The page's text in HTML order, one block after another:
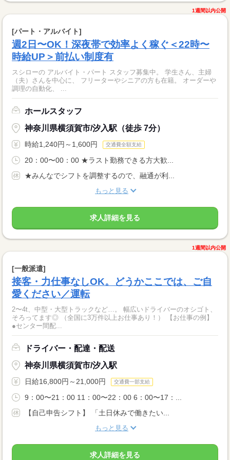
1週間以内公開
[パート・アルバイト]
週2日〜OK！深夜帯で効率よく稼ぐ＜22時〜
時給UP＞前払い制度有
スシローの アルバイト・パート スタッフ募集中。 学生さん、主婦
（夫）さんを中心に、 フリーターやシニアの方も在籍。 オーダーや
調理の自動化、 ...
ホールスタッフ
神奈川県横須賀市/汐入駅（徒歩 7分）
時給1,240円～1,600円 交通費全額支給
20：00〜00：00 ★ラスト勤務できる方大歓...
★みんなでシフトを調整するので、融通が利...
もっと見る
求人詳細を見る
1週間以内公開
[一般派遣]
接客・力仕事なしOK。どうかここでは、ご自
愛ください／運転
2〜4t、中型・大型トラックなど…。 幅広いドライバーのオシゴト、
そろってます◎ （全国に3万件以上お仕事あり！） 【お仕事の例】
●センター間配...
ドライバー・配達・配送
神奈川県横須賀市/汐入駅
日給16,800円～21,000円 交通費一部支給
9：00〜21：00 11：00〜22：00 6：00〜17：...
【自己申告シフト】 「土日休みで働きたい...
もっと見る
求人詳細を見る